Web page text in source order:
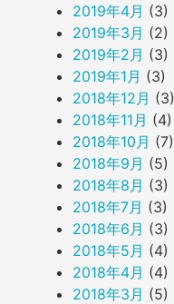
2019年4月 (3)
2019年3月 (2)
2019年2月 (3)
2019年1月 (3)
2018年12月 (3)
2018年11月 (4)
2018年10月 (7)
2018年9月 (5)
2018年8月 (3)
2018年7月 (3)
2018年6月 (3)
2018年5月 (4)
2018年4月 (4)
2018年3月 (5)